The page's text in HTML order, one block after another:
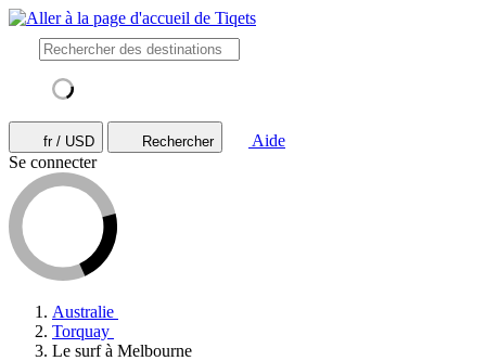
fr / USD Rechercher
Aide
Se connecter
Australie
Torquay
Le surf à Melbourne